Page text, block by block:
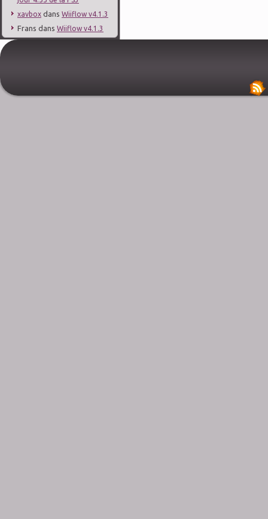
xavbox dans Wiiflow v4.1.3
Frans dans Wiiflow v4.1.3